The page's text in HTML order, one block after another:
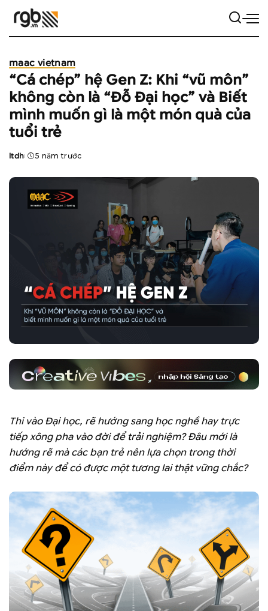
maac vietnam
“Cá chép” hệ Gen Z: Khi “vũ môn”
không còn là “Đỗ Đại học” và Biết
mình muốn gì là một món quà của
tuổi trẻ
Posted
ltdh 5 năm trước
Thi vào Đại học, rẽ hướng sang học nghề hay trực
tiếp xông pha vào đời để trải nghiệm? Đâu mới là
hướng rẽ mà các bạn trẻ nên lựa chọn trong thời
điểm này để có được một tương lai thật vững chắc?